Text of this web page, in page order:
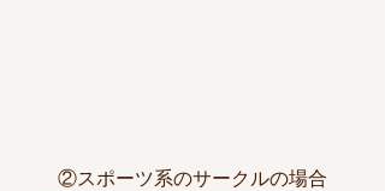
②スポーツ系のサークルの場合